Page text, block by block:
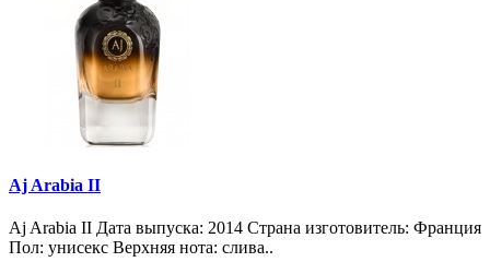
Aj Arabia II
Aj Arabia II Дата выпуска: 2014 Страна изготовитель: Франция
Пол: унисекс Верхняя нота: слива..